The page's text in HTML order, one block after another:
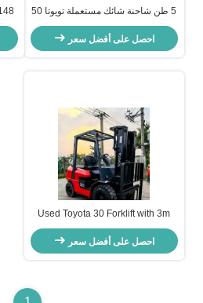
5 طن شاحنة شائك مستعملة تويوتا 50
شاحنة شعبة يد ثانية مع ارتفاع رفع
3.5m
احصل على أفضل سعر
Used Toyota 30 Forklift with 3m
Max Lift Height 2210mm Turning
Radius and 7-12 Days Delivery
احصل على أفضل سعر